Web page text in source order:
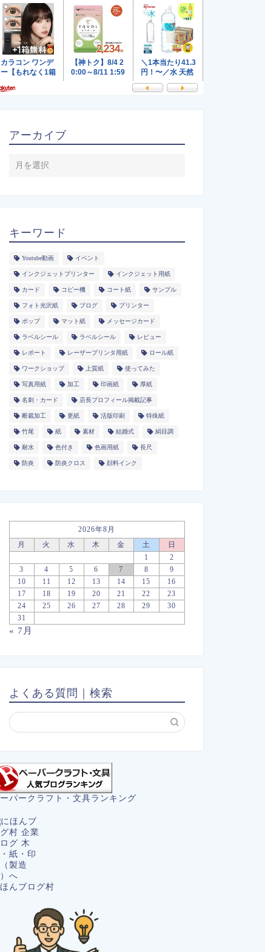
アーカイブ
キーワード
Youtube動画 イベント
インクジェットプリンター インクジェット用紙
カード コピー機 コート紙 サンプル
フォト光沢紙 ブログ プリンター
ポップ マット紙 メッセージカード
ラベルシール ラベルシール レビュー
レポート レーザープリンタ用紙 ロール紙
ワークショップ 上質紙 使ってみた
写真用紙 加工 印画紙 厚紙
名刺・カード 店長プロフィール掲載記事
断裁加工 更紙 活版印刷 特殊紙
竹尾 紙 素材 結婚式 絹目調
耐水 色付き 色画用紙 長尺
防炎 防炎クロス 顔料インク
2026年8月
月
火 水 木 金 土
日
1
2
3
4 5 6 7 8
9
10
11 12 13 14 15
16
17
18 19 20 21 22
23
24
25 26 27 28 29
30
31
« 7月
よくある質問｜検索
パークラフト・文具ランキング
んブログ村